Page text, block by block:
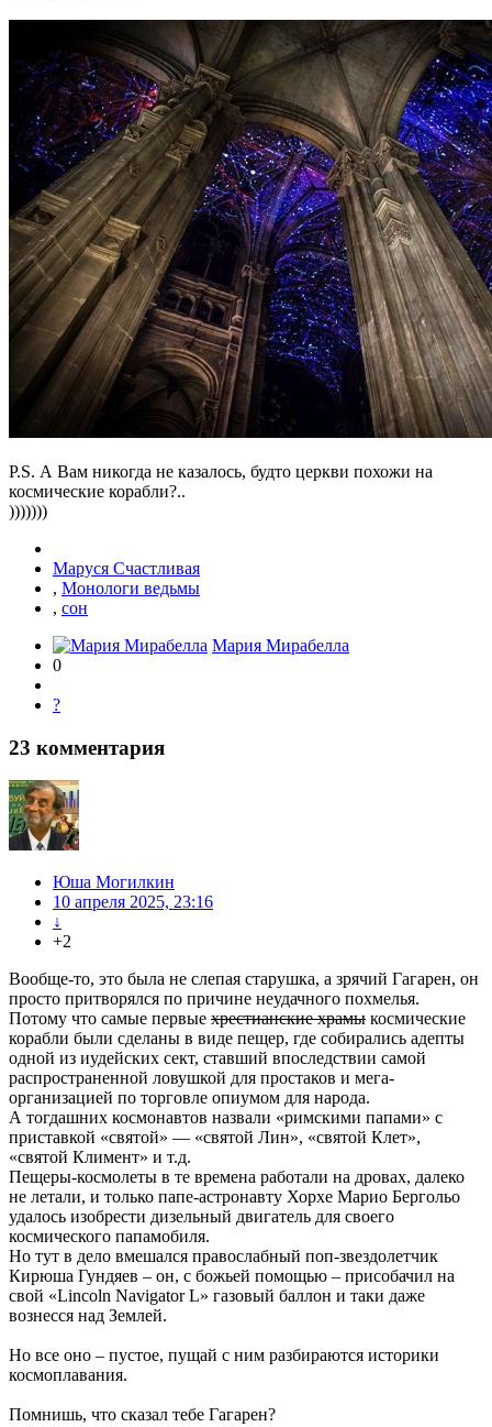
P.S. А Вам никогда не казалось, будто церкви похожи на
космические корабли?..
)))))))
Маруся Счастливая
, Монологи ведьмы
, сон
Мария Мирабелла
0
?
23 комментария
Юша Могилкин
10 апреля 2025, 23:16
↓
+2
Вообще-то, это была не слепая старушка, а зрячий Гагарен, он
просто притворялся по причине неудачного похмелья.
Потому что самые первые хрестианские храмы космические
корабли были сделаны в виде пещер, где собирались адепты
одной из иудейских сект, ставший впоследствии самой
распространенной ловушкой для простаков и мега-
организацией по торговле опиумом для народа.
А тогдашних космонавтов назвали «римскими папами» с
приставкой «святой» — «святой Лин», «святой Клет»,
«святой Климент» и т.д.
Пещеры-космолеты в те времена работали на дровах, далеко
не летали, и только папе-астронавту Хорхе Марио Бергольо
удалось изобрести дизельный двигатель для своего
космического папамобиля.
Но тут в дело вмешался правослабный поп-звездолетчик
Кирюша Гундяев – он, с божьей помощью – присобачил на
свой «Lincoln Navigator L» газовый баллон и таки даже
вознесся над Землей.
Но все оно – пустое, пущай с ним разбираются историки
космоплавания.
Помнишь, что сказал тебе Гагарен?